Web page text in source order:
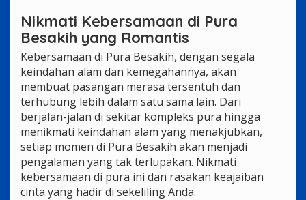
Nikmati Kebersamaan di Pura
Besakih yang Romantis
Kebersamaan di Pura Besakih, dengan segala
keindahan alam dan kemegahannya, akan
membuat pasangan merasa tersentuh dan
terhubung lebih dalam satu sama lain. Dari
berjalan-jalan di sekitar kompleks pura hingga
menikmati keindahan alam yang menakjubkan,
setiap momen di Pura Besakih akan menjadi
pengalaman yang tak terlupakan. Nikmati
kebersamaan di pura ini dan rasakan keajaiban
cinta yang hadir di sekeliling Anda.